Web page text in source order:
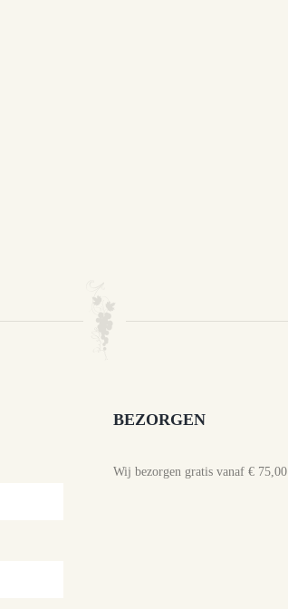
BEZORGEN
Wij bezorgen gratis vanaf € 75,00